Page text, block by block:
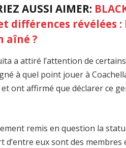
AUSSI AIMER:
différences révélées
aîné ?
a attiré l’attention de
à quel point jouer à
ont affirmé que déclarer ce
remis en question la
d’entre eux sont des membres